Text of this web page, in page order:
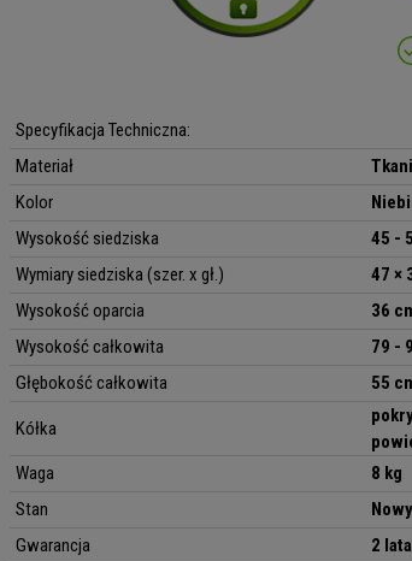
Specyfikacja Techniczna:
Materiał
Kolor
Wysokość siedziska
45 -
Wymiary siedziska (szer. x gł.)
47 ×
Wysokość oparcia
36
Wysokość całkowita
79 -
Głębokość całkowita
55
Kółka
Waga
8 kg
Stan
Gwarancja
2 lata